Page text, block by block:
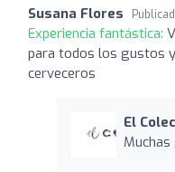
Susana Flores
Experiencia fantástica:
para todos los gustos
cerveceros
El